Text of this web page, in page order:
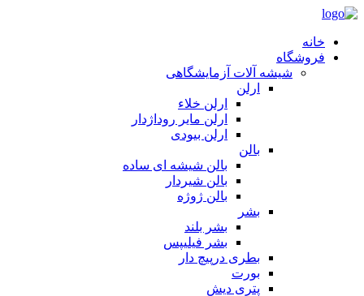
خانه
فروشگاه
شیشه آلات آزمایشگاهی
ارلن
ارلن خلاء
ارلن مایر روداژدار
ارلن بیودی
بالن
بالن شیشه ای ساده
بالن شیردار
بالن ژوژه
بشر
بشر بلند
بشر فیلیپس
بطری درپیچ دار
بورت
پتری دیش